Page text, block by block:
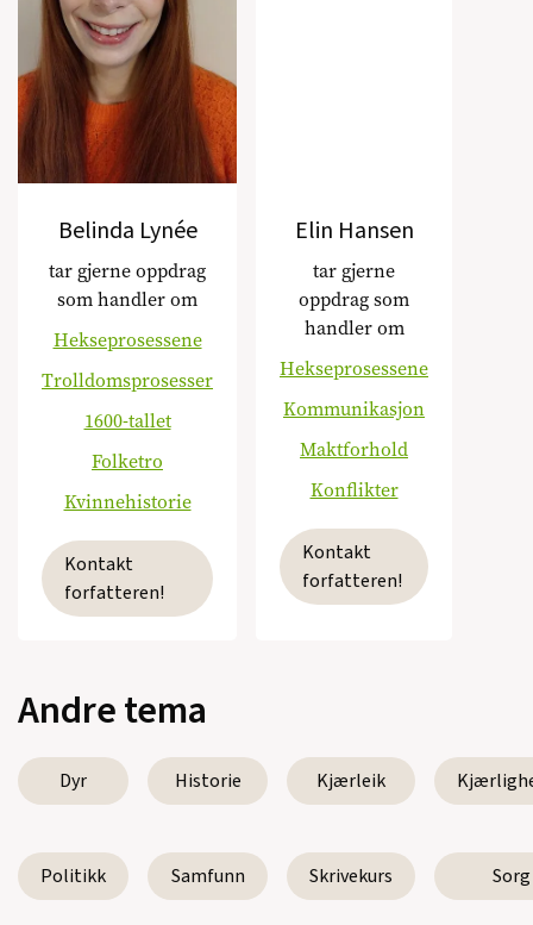
Belinda Lynée
tar gjerne oppdrag
som handler om
Hekseprosessene
Trolldomsprosesser
1600-tallet
Folketro
Kvinnehistorie
Kontakt
forfatteren!
Elin Hansen
tar gjerne
oppdrag som
handler om
Hekseprosessene
Kommunikasjon
Maktforhold
Konflikter
Kontakt
forfatteren!
Andre tema
Dyr Historie Kjærleik
Politikk Samfunn Skrivekurs Sorg